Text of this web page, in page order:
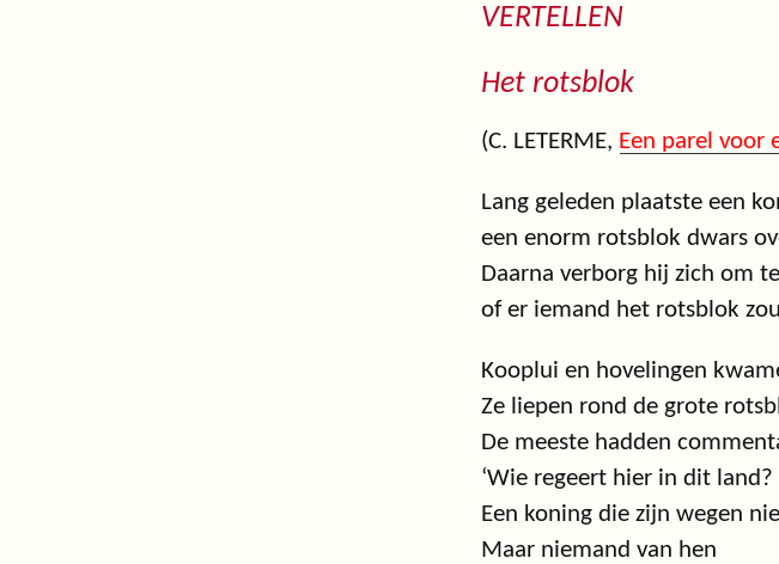
VERTELLEN
Het rotsblok
(C. LETERME, Een parel voor
Lang geleden plaatste een
een enorm rotsblok dwars
Daarna verborg hij zich om
of er iemand het rotsblok
Kooplui en hovelingen
Ze liepen rond de grote
De meeste hadden
‘Wie regeert hier in dit land?
Een koning die zijn wegen
Maar niemand van hen